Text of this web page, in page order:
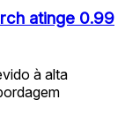
atinge 0.99
à alta